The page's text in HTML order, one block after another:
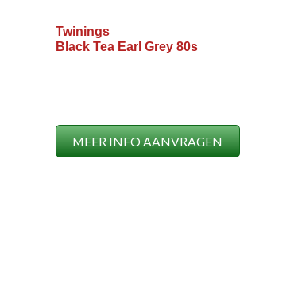
Twinings
Black Tea Earl Grey 80s
MEER INFO AANVRAGEN